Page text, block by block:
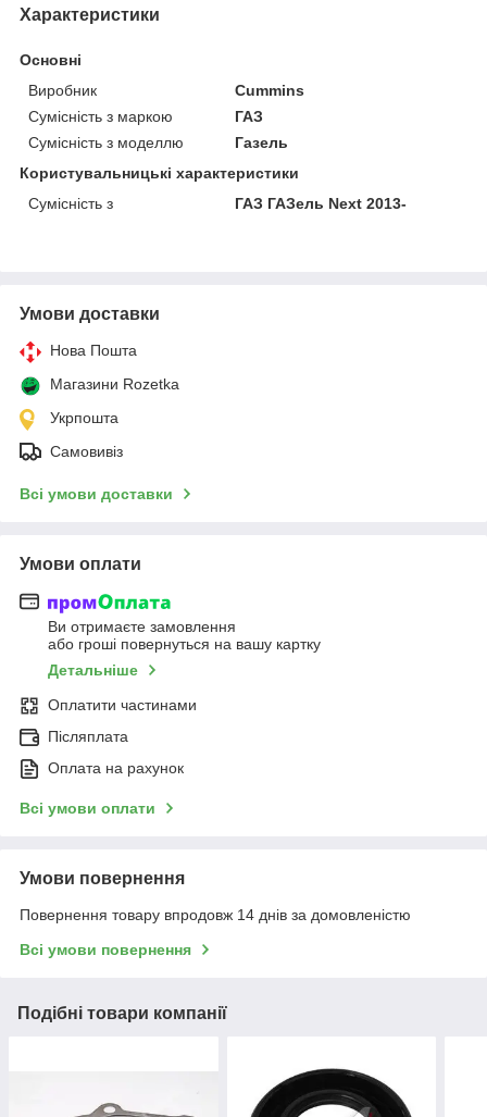
Характеристики
Основні
Виробник
Cummins
Сумісність з маркою
ГАЗ
Сумісність з моделлю
Газель
Користувальницькі характеристики
Сумісність з
ГАЗ ГАЗель Next 2013-
Умови доставки
Нова Пошта
Магазини Rozetka
Укрпошта
Самовивіз
Всі умови доставки
Умови оплати
Ви отримаєте замовлення
або гроші повернуться на вашу картку
Детальніше
Оплатити частинами
Післяплата
Оплата на рахунок
Всі умови оплати
Умови повернення
Повернення товару впродовж 14 днів за домовленістю
Всі умови повернення
Подібні товари компанії